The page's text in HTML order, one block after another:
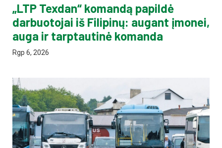
„LTP Texdan“ komandą papildė
darbuotojai iš Filipinų: augant įmonei,
auga ir tarptautinė komanda
Rgp 6, 2026